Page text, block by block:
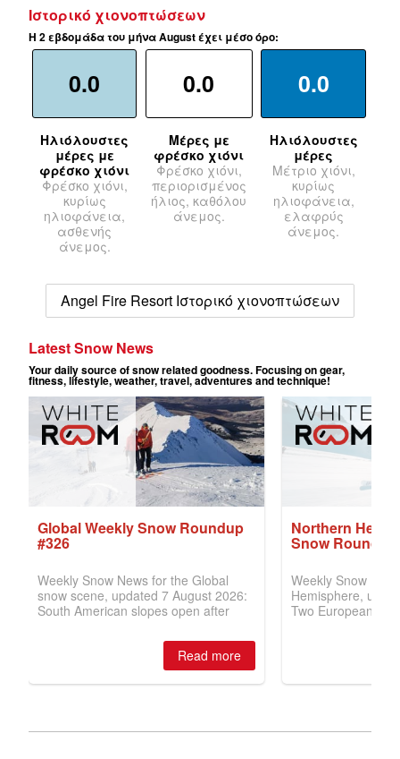
Ιστορικό χιονοπτώσεων
Η 2 εβδομάδα του μήνα August έχει μέσο όρο:
0.0
Ηλιόλουστες
μέρες με
φρέσκο χιόνι
Φρέσκο χιόνι,
κυρίως
ηλιοφάνεια,
ασθενής
άνεμος.
0.0
Μέρες με
φρέσκο χιόνι
Φρέσκο χιόνι,
περιορισμένος
ήλιος, καθόλου
άνεμος.
0.0
Ηλιόλουστες
μέρες
Μέτριο χιόνι,
κυρίως
ηλιοφάνεια,
ελαφρύς
άνεμος.
Angel Fire Resort Ιστορικό χιονοπτώσεων